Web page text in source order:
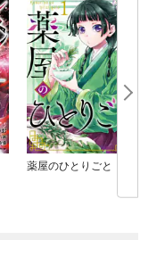
薬屋のひとりごと